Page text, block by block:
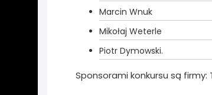
Marcin Wnuk
Mikołaj Weterle
Piotr Dymowski.
Sponsorami konkursu są firmy: